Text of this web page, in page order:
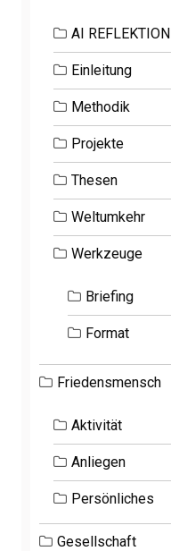
AI REFLEKTION
Einleitung
Methodik
Projekte
Thesen
Weltumkehr
Werkzeuge
Briefing
Format
Friedensmensch
Aktivität
Anliegen
Persönliches
Gesellschaft